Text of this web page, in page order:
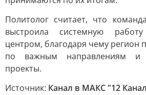
Политолог считает, что
выстроила системную
центром, благодаря чему регион
по важным направлениям и
проекты.
Источник: Канал в МАКС "12